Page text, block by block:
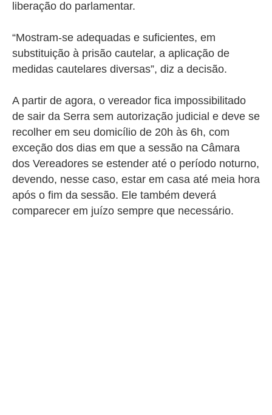
liberação do parlamentar.
“Mostram-se adequadas e suficientes, em
substituição à prisão cautelar, a aplicação de
medidas cautelares diversas”, diz a decisão.
A partir de agora, o vereador fica impossibilitado
de sair da Serra sem autorização judicial e deve se
recolher em seu domicílio de 20h às 6h, com
exceção dos dias em que a sessão na Câmara
dos Vereadores se estender até o período noturno,
devendo, nesse caso, estar em casa até meia hora
após o fim da sessão. Ele também deverá
comparecer em juízo sempre que necessário.